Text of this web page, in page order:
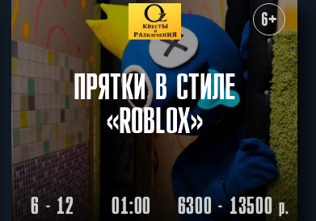
ХОЧУ ПРОЙТИ | КВЕСТ ПРОЙДЕН 6+
ПРЯТКИ В СТИЛЕ
«ROBLOX»
6 - 12 01:00 6300 - 13500р.